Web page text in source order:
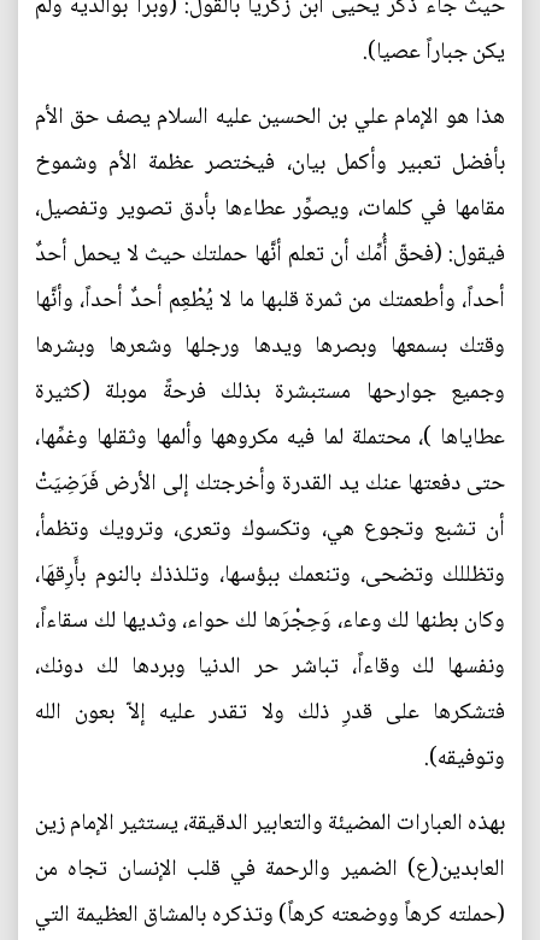
يكن جباراً عصيا).
هذا هو الإمام علي بن الحسين عليه السلام يصف حق الأم
بأفضل تعبير وأكمل بيان، فيختصر عظمة الأم وشموخ
مقامها في كلمات، ويصوِّر عطاءها بأدق تصوير وتفصيل،
فيقول: (فحقّ أُمِّك أن تعلم أنَّها حملتك حيث لا يحمل أحدٌ
أحداً، وأطعمتك من ثمرة قلبها ما لا يُطْعِم أحدٌ أحداً، وأنَّها
وقتك بسمعها وبصرها ويدها ورجلها وشعرها وبشرها
وجميع جوارحها مستبشرة بذلك فرحةً موبلة (كثيرة
عطاياها )، محتملة لما فيه مكروهها وألمها وثقلها وغمِّها،
حتى دفعتها عنك يد القدرة وأخرجتك إلى الأرض فَرَضِيَتْ
أن تشبع وتجوع هي، وتكسوك وتعرى، وترويك وتظمأ،
وتظللك وتضحى، وتنعمك ببؤسها، وتلذذك بالنوم بأَرِقهَا،
وكان بطنها لك وعاء، وَحِجْرَها لك حواء، وثديها لك سقاءاً،
ونفسها لك وقاءاً، تباشر حر الدنيا وبردها لك دونك،
فتشكرها على قدرِ ذلك ولا تقدر عليه إلاّ بعون الله
وتوفيقه).
بهذه العبارات المضيئة والتعابير الدقيقة، يستثير الإمام زين
العابدين(ع) الضمير والرحمة في قلب الإنسان تجاه من
(حملته كرهاً ووضعته كرهاً) وتذكره بالمشاق العظيمة التي